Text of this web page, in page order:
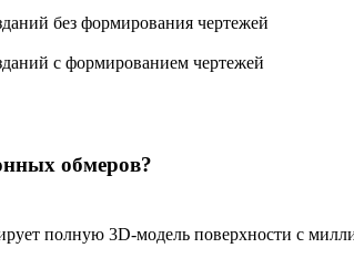
без формирования чертежей
с формированием чертежей
обмеров?
полную 3D‑модель поверхности с